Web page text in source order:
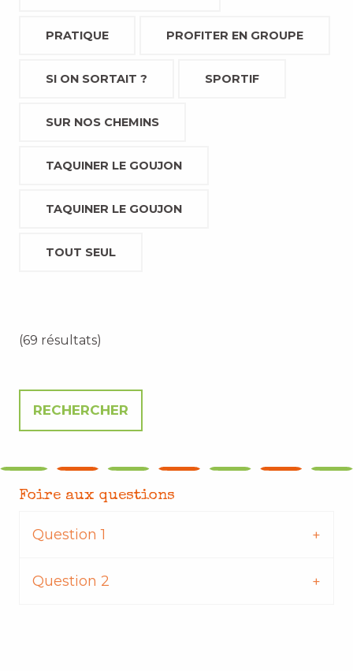
PRATIQUE PROFITER EN GROUPE
SI ON SORTAIT ? SPORTIF
SUR NOS CHEMINS
TAQUINER LE GOUJON
TAQUINER LE GOUJON
TOUT SEUL
(69 résultats)
Foire aux questions
Question 1
Question 2